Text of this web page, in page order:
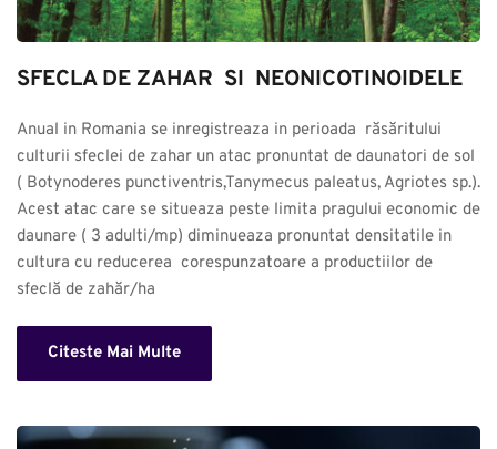
SFECLA DE ZAHAR  SI  NEONICOTINOIDELE
Anual in Romania se inregistreaza in perioada  răsăritului
culturii sfeclei de zahar un atac pronuntat de daunatori de sol
( Botynoderes punctiventris,Tanymecus paleatus, Agriotes sp.).
Acest atac care se situeaza peste limita pragului economic de
daunare ( 3 adulti/mp) diminueaza pronuntat densitatile in
cultura cu reducerea  corespunzatoare a productiilor de
sfeclă de zahăr/ha
Citeste Mai Multe